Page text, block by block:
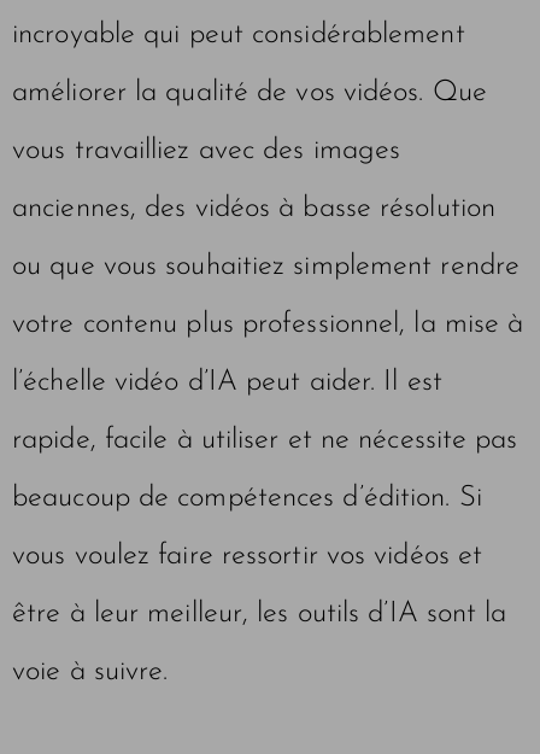
incroyable qui peut considérablement
améliorer la qualité de vos vidéos. Que
vous travailliez avec des images
anciennes, des vidéos à basse résolution
ou que vous souhaitiez simplement rendre
votre contenu plus professionnel, la mise à
l’échelle vidéo d’IA peut aider. Il est
rapide, facile à utiliser et ne nécessite pas
beaucoup de compétences d’édition. Si
vous voulez faire ressortir vos vidéos et
être à leur meilleur, les outils d’IA sont la
voie à suivre.